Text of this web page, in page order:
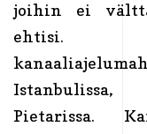
joihin ei
ehtisi.
Istanbulissa,
Pietarissa.